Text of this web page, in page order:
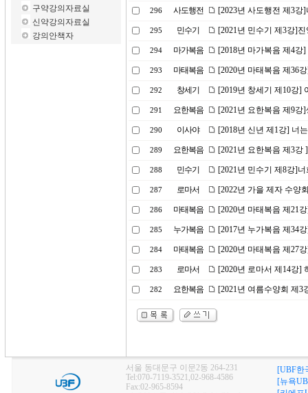
구약강의자료실
신약강의자료실
강의안책자
296 사도행전 [2023년 사도행전 제3
295 민수기 [2021년 민수기 제3강]
294 마가복음 [2018년 마가복음 제4강
293 마태복음 [2020년 마태복음 제36
292 창세기 [2019년 창세기 제10강]
291 요한복음 [2021년 요한복음 제9강
290 이사야 [2018년 신년 제1강] 너
289 요한복음 [2021년 요한복음 제3
288 민수기 [2021년 민수기 제8강]
287 로마서 [2022년 가을 제자 수양
286 마태복음 [2020년 마태복음 제21
285 누가복음 [2017년 누가복음 제34
284 마태복음 [2020년 마태복음 제27
283 로마서 [2020년 로마서 제14강]
282 요한복음 [2021년 여름수양회 제3
서울 동대문구 이문2동 264-231
Tel:070-7119-3521,02-968-4586
Fax:02-965-8594
[UBF한
[뉴욕